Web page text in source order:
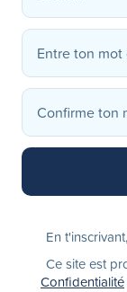
En
Ce site est
Confidentialité